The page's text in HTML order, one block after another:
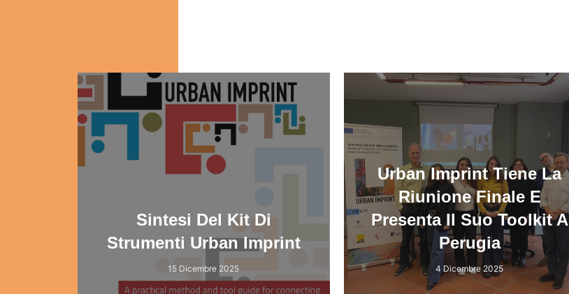
Sintesi Del Kit Di
Strumenti Urban Imprint
15 Dicembre 2025
Urban Imprint Tiene La
Riunione Finale E
Presenta Il Suo Toolkit A
Perugia
4 Dicembre 2025